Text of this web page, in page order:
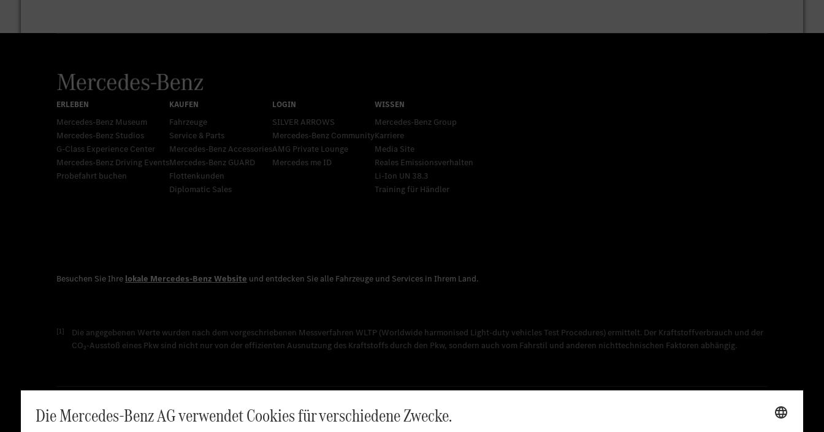
Mercedes-Benz Museum
Mercedes-Benz Studios
G-Class Experience Center
Mercedes-Benz Driving Events
Probefahrt buchen
Fahrzeuge
Service & Parts
Mercedes-Benz Accessories
Mercedes‑Benz GUARD
Flottenkunden
Diplomatic Sales
SILVER ARROWS
Mercedes-Benz Community
AMG Private Lounge
Mercedes me ID
Mercedes-Benz Group
Karriere
Media Site
Reales Emissionsverhalten
Li-Ion UN 38.3
Training für Händler
[1]
Die angegebenen Werte wurden nach dem vorgeschriebenen Messverfahren WLTP (Worldwide harmonised Light-duty vehicles Test Procedures) ermittelt. Der Kraftstoffverbrauch und der
CO₂-Ausstoß eines Pkw sind nicht nur von der effizienten Ausnutzung des Kraftstoffs durch den Pkw, sondern auch vom Fahrstil und anderen nichttechnischen Faktoren abhängig.